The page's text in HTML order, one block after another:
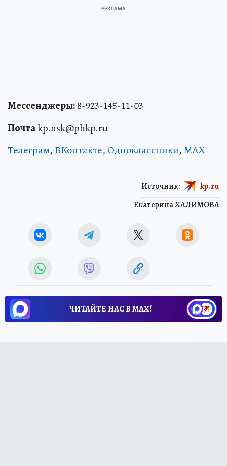
Мессенджеры:8-923-145-11-03
Почтаkp.nsk@phkp.ru
Телеграм, ВКонтакте, Одноклассники,MAX
Екатерина ХАЛИМОВА
Источник: kp.ru
ЧИТАЙТЕ НАС В МАХ!